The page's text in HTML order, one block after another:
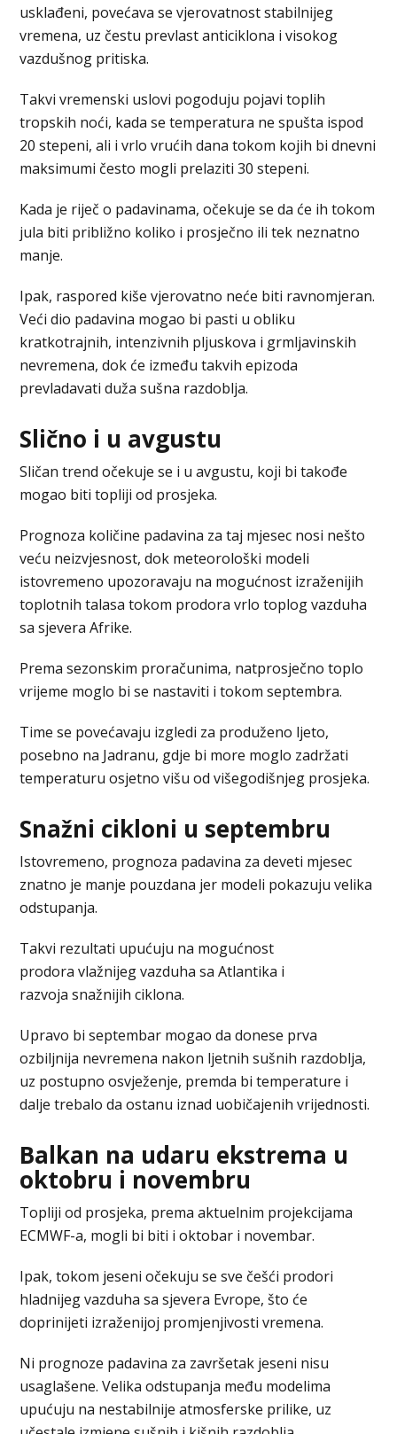
usklađeni, povećava se vjerovatnost stabilnijeg
vremena, uz čestu prevlast anticiklona i visokog
vazdušnog pritiska.
Takvi vremenski uslovi pogoduju pojavi toplih
tropskih noći, kada se temperatura ne spušta ispod
20 stepeni, ali i vrlo vrućih dana tokom kojih bi dnevni
maksimumi često mogli prelaziti 30 stepeni.
Kada je riječ o padavinama, očekuje se da će ih tokom
jula biti približno koliko i prosječno ili tek neznatno
manje.
Ipak, raspored kiše vjerovatno neće biti ravnomjeran.
Veći dio padavina mogao bi pasti u obliku
kratkotrajnih, intenzivnih pljuskova i grmljavinskih
nevremena, dok će između takvih epizoda
prevladavati duža sušna razdoblja.
Slično i u avgustu
Sličan trend očekuje se i u avgustu, koji bi takođe
mogao biti topliji od prosjeka.
Prognoza količine padavina za taj mjesec nosi nešto
veću neizvjesnost, dok meteorološki modeli
istovremeno upozoravaju na mogućnost izraženijih
toplotnih talasa tokom prodora vrlo toplog vazduha
sa sjevera Afrike.
Prema sezonskim proračunima, natprosječno toplo
vrijeme moglo bi se nastaviti i tokom septembra.
Time se povećavaju izgledi za produženo ljeto,
posebno na Jadranu, gdje bi more moglo zadržati
temperaturu osjetno višu od višegodišnjeg prosjeka.
Snažni cikloni u septembru
Istovremeno, prognoza padavina za deveti mjesec
znatno je manje pouzdana jer modeli pokazuju velika
odstupanja.
Takvi rezultati upućuju na mogućnost
prodora vlažnijeg vazduha sa Atlantika i
razvoja snažnijih ciklona.
Upravo bi septembar mogao da donese prva
ozbiljnija nevremena nakon ljetnih sušnih razdoblja,
uz postupno osvježenje, premda bi temperature i
dalje trebalo da ostanu iznad uobičajenih vrijednosti.
Balkan na udaru ekstrema u
oktobru i novembru
Topliji od prosjeka, prema aktuelnim projekcijama
ECMWF-a, mogli bi biti i oktobar i novembar.
Ipak, tokom jeseni očekuju se sve češći prodori
hladnijeg vazduha sa sjevera Evrope, što će
doprinijeti izraženijoj promjenjivosti vremena.
Ni prognoze padavina za završetak jeseni nisu
usaglašene. Velika odstupanja među modelima
upućuju na nestabilnije atmosferske prilike, uz